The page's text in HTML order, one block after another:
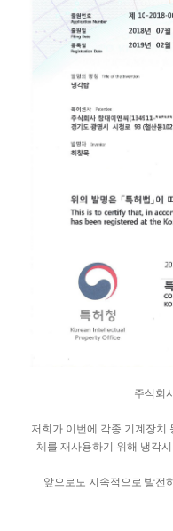
주식회
저희가 이번에 각종 기계장치
체를 재사용하기 위해 냉각
앞으로도 지속적으로 발전